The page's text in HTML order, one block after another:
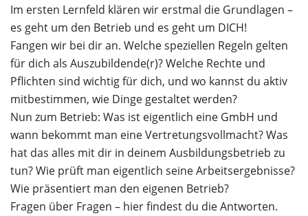
Im ersten Lernfeld klären wir erstmal die Grundlagen –
es geht um den Betrieb und es geht um DICH!
Fangen wir bei dir an. Welche speziellen Regeln gelten
für dich als Auszubildende(r)? Welche Rechte und
Pflichten sind wichtig für dich, und wo kannst du aktiv
mitbestimmen, wie Dinge gestaltet werden?
Nun zum Betrieb: Was ist eigentlich eine GmbH und
wann bekommt man eine Vertretungsvollmacht? Was
hat das alles mit dir in deinem Ausbildungsbetrieb zu
tun? Wie prüft man eigentlich seine Arbeitsergebnisse?
Wie präsentiert man den eigenen Betrieb?
Fragen über Fragen – hier findest du die Antworten.